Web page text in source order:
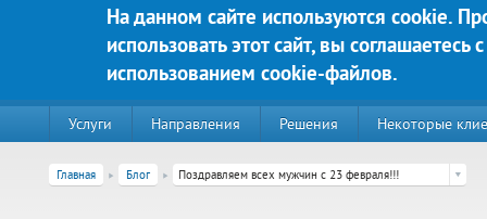
На данном сайте используются cookie.
использовать этот сайт, вы соглашаетесь с
использованием cookie-файлов.
Перейти к основному содержанию
Яркие решения для Вашего
Услуги Направления Решения Некоторые
Главная Блог Поздравляем всех мужчин с 23 февраля!!!